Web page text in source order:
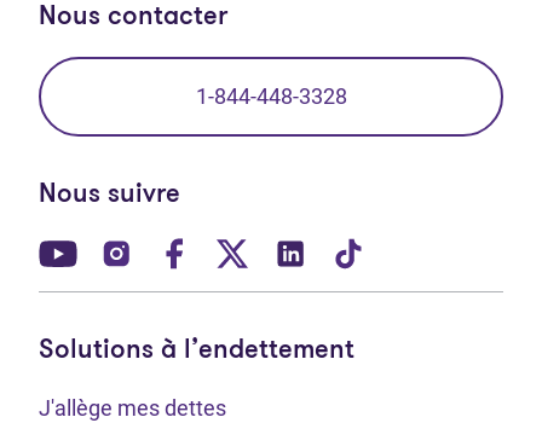
Nous contacter
1-844-448-3328
Nous suivre
(Ouvre dans un nouvel onglet)
(Ouvre dans un nouvel onglet)
(Ouvre dans un nouvel onglet)
(Ouvre dans un nouvel
(Ouvre dans un
Solutions à l’endettement
J'allège mes dettes